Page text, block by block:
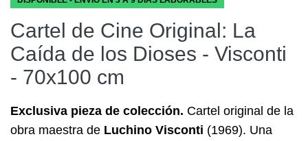
Cartel de Cine Original: La
Caída de los Dioses - Visconti
- 70x100 cm
Exclusiva pieza de colección. Cartel original de la
obra maestra de Luchino Visconti (1969). Una